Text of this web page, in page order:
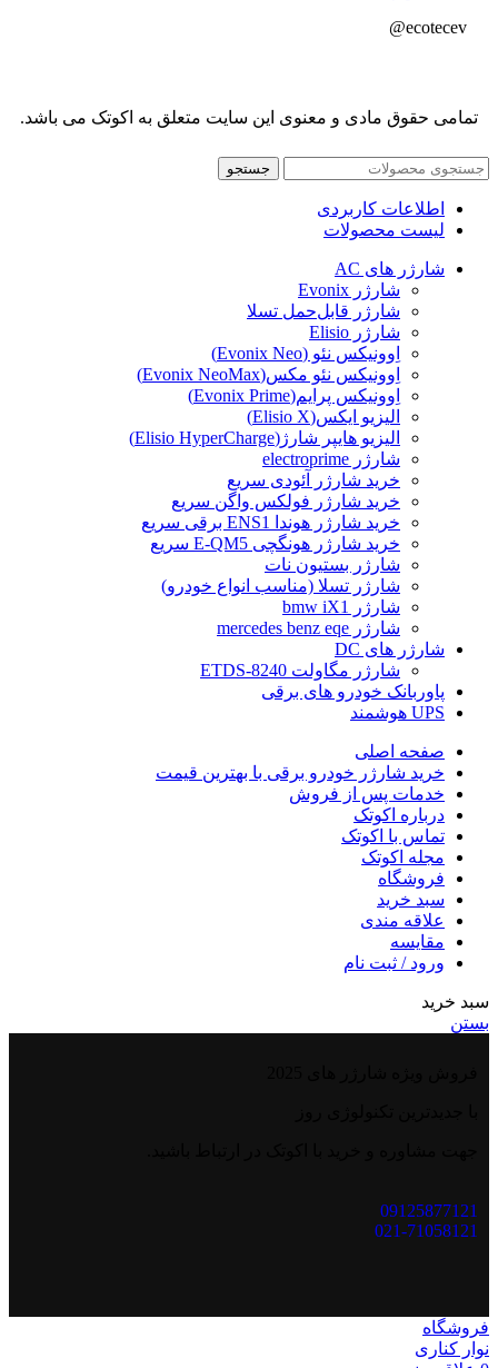
ecotecev@
تمامی حقوق مادی و معنوی این سایت متعلق به اکوتک می باشد.
جستجو
اطلاعات کاربردی
لیست محصولات
شارژر های AC
شارژر Evonix
شارژر قابل‌حمل تسلا
شارژر Elisio
اِوونیکس نئو (Evonix Neo)
اِوونیکس نئو مکس(Evonix NeoMax)
اِوونیکس پرایم(Evonix Prime)
الیزیو ایکس(Elisio X)
الیزیو هایپر شارژ(Elisio HyperCharge)
شارژر electroprime
خرید شارژر آئودی سریع
خرید شارژر فولکس واگن سریع
خرید شارژر هوندا ENS1 برقی سریع
خرید شارژر هونگچی E-QM5 سریع
شارژر بستیون نات
شارژر تسلا (مناسب انواع خودرو)
شارژر bmw iX1
شارژر mercedes benz eqe
شارژر های DC
شارژر مگاولت ETDS-8240
پاوربانک خودرو های برقی
UPS هوشمند
صفحه اصلی
خرید شارژر خودرو برقی با بهترین قیمت
خدمات پس از فروش
درباره اکوتک
تماس با اکوتک
مجله اکوتک
فروشگاه
سبد خرید
علاقه مندی
مقایسه
ورود / ثبت نام
سبد خرید
بستن
09125877121
021-71058121
فروشگاه
نوار کناری